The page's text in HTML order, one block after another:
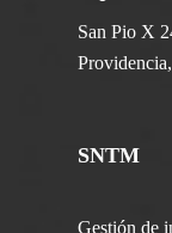
San Pio X
SNTM
Gestión de